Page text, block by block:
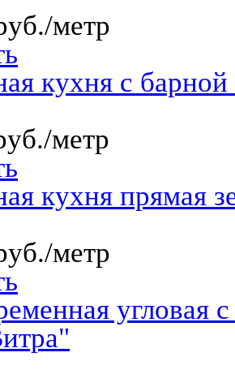
метр
кухня с
метр
кухня прямая
метр
угловая